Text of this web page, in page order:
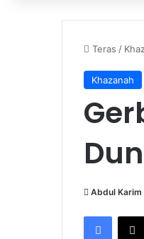
Teras /
Khazanah
Abdul Karim